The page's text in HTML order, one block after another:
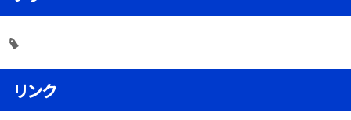
リンク